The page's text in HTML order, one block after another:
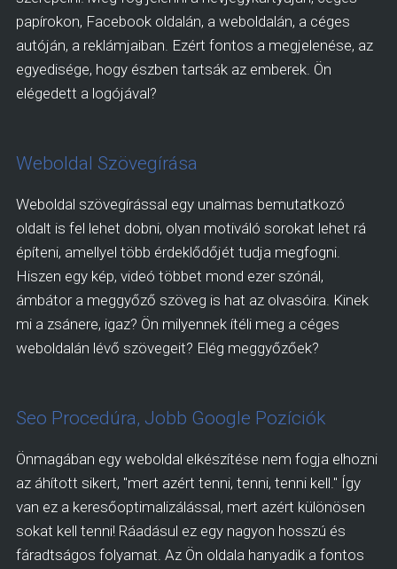
papírokon, Facebook oldalán, a weboldalán, a céges
autóján, a reklámjaiban. Ezért fontos a megjelenése, az
egyedisége, hogy észben tartsák az emberek. Ön
elégedett a logójával?
Weboldal Szövegírása
Weboldal szövegírással egy unalmas bemutatkozó
oldalt is fel lehet dobni, olyan motiváló sorokat lehet rá
építeni, amellyel több érdeklődőjét tudja megfogni.
Hiszen egy kép, videó többet mond ezer szónál,
ámbátor a meggyőző szöveg is hat az olvasóira. Kinek
mi a zsánere, igaz? Ön milyennek ítéli meg a céges
weboldalán lévő szövegeit? Elég meggyőzőek?
Seo Procedúra, Jobb Google Pozíciók
Önmagában egy weboldal elkészítése nem fogja elhozni
az áhított sikert, "mert azért tenni, tenni, tenni kell." Így
van ez a keresőoptimalizálással, mert azért különösen
sokat kell tenni! Ráadásul ez egy nagyon hosszú és
fáradtságos folyamat. Az Ön oldala hanyadik a fontos